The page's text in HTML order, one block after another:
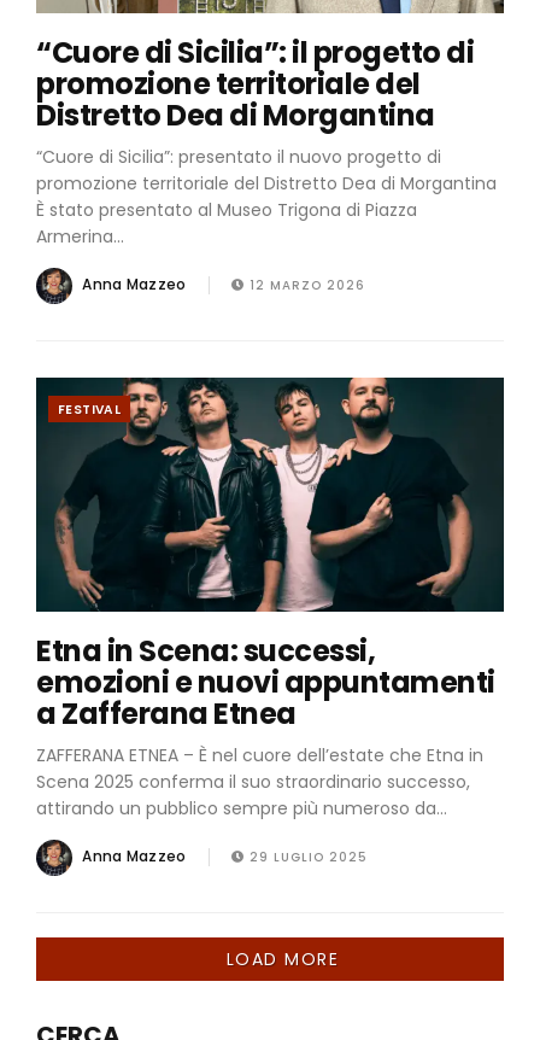
“Cuore di Sicilia”: il progetto di
promozione territoriale del
Distretto Dea di Morgantina
“Cuore di Sicilia”: presentato il nuovo progetto di
promozione territoriale del Distretto Dea di Morgantina
È stato presentato al Museo Trigona di Piazza
Armerina...
Anna Mazzeo 12 MARZO 2026
FESTIVAL
Etna in Scena: successi,
emozioni e nuovi appuntamenti
a Zafferana Etnea
ZAFFERANA ETNEA – È nel cuore dell’estate che Etna in
Scena 2025 conferma il suo straordinario successo,
attirando un pubblico sempre più numeroso da...
Anna Mazzeo 29 LUGLIO 2025
LOAD MORE